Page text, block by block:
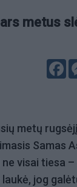
metus
metų
Samas
visai tiesa
jog